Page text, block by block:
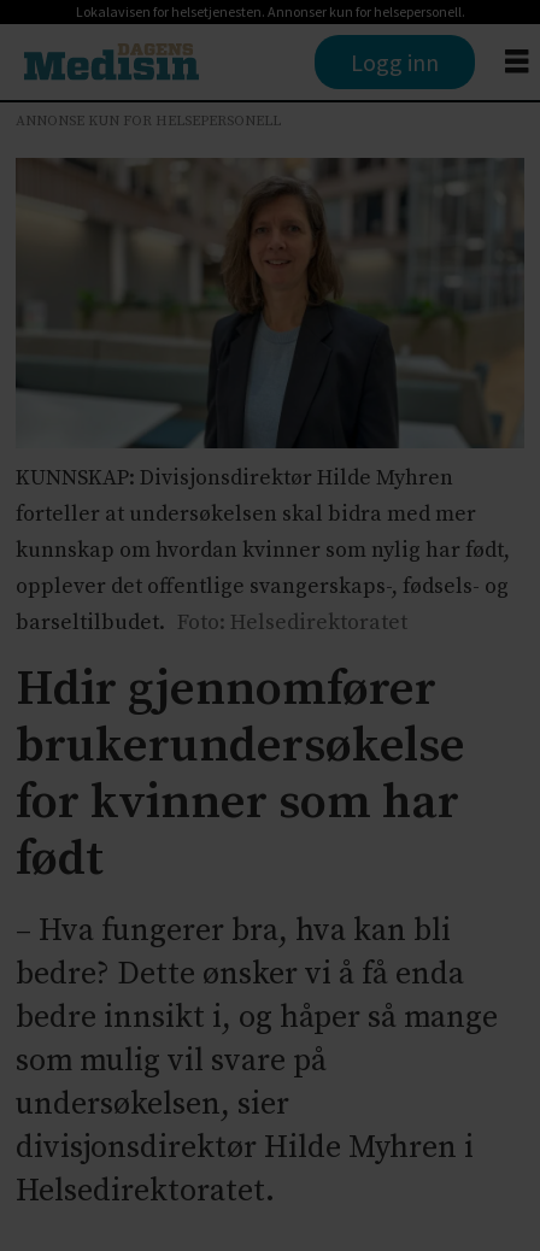
Lokalavisen for helsetjenesten. Annonser kun for helsepersonell.
Logg inn
ANNONSE KUN FOR HELSEPERSONELL
KUNNSKAP: Divisjonsdirektør Hilde Myhren
forteller at undersøkelsen skal bidra med mer
kunnskap om hvordan kvinner som nylig har født,
opplever det offentlige svangerskaps-, fødsels- og
barseltilbudet. Foto: Helsedirektoratet
Hdir gjennomfører
brukerundersøkelse
for kvinner som har
født
– Hva fungerer bra, hva kan bli
bedre? Dette ønsker vi å få enda
bedre innsikt i, og håper så mange
som mulig vil svare på
undersøkelsen, sier
divisjonsdirektør Hilde Myhren i
Helsedirektoratet.